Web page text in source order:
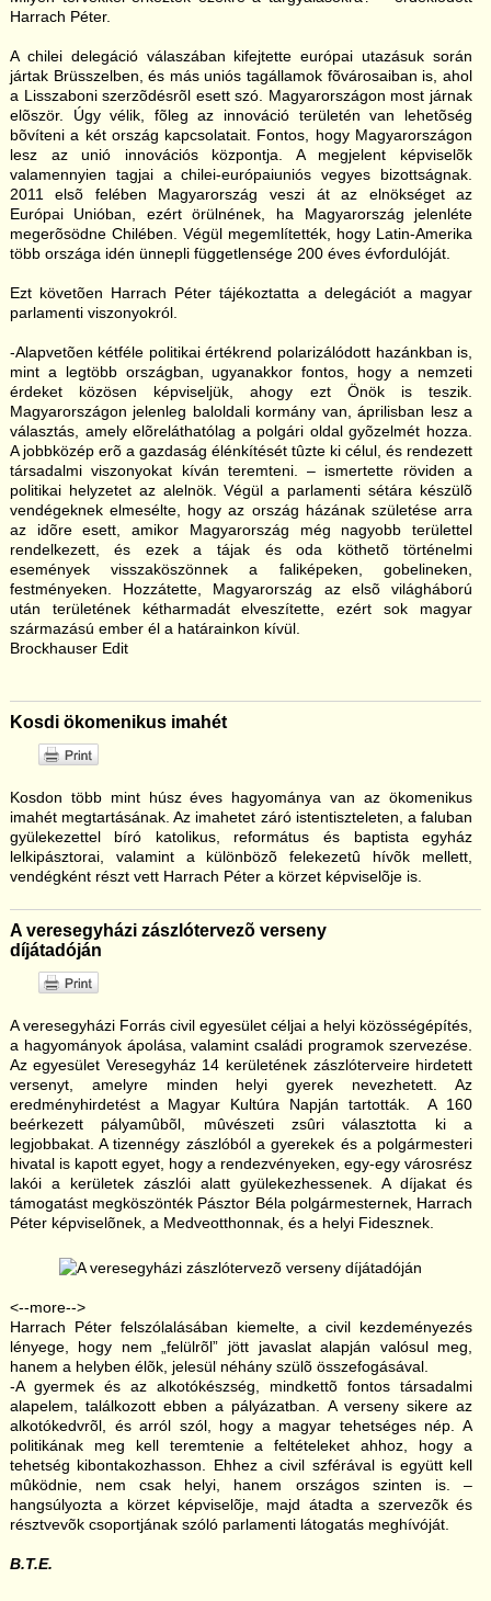
Harrach Péter.
A chilei delegáció válaszában kifejtette európai utazásuk során
jártak Brüsszelben, és más uniós tagállamok fõvárosaiban is, ahol
a Lisszaboni szerzõdésrõl esett szó. Magyarországon most járnak
elõször. Úgy vélik, fõleg az innováció területén van lehetõség
bõvíteni a két ország kapcsolatait. Fontos, hogy Magyarországon
lesz az unió innovációs központja. A megjelent képviselõk
valamennyien tagjai a chilei-európaiuniós vegyes bizottságnak.
2011 elsõ felében Magyarország veszi át az elnökséget az
Európai Unióban, ezért örülnének, ha Magyarország jelenléte
megerõsödne Chilében. Végül megemlítették, hogy Latin-Amerika
több országa idén ünnepli függetlensége 200 éves évfordulóját.
Ezt követõen Harrach Péter tájékoztatta a delegációt a magyar
parlamenti viszonyokról.
-Alapvetõen kétféle politikai értékrend polarizálódott hazánkban is,
mint a legtöbb országban, ugyanakkor fontos, hogy a nemzeti
érdeket közösen képviseljük, ahogy ezt Önök is teszik.
Magyarországon jelenleg baloldali kormány van, áprilisban lesz a
választás, amely elõreláthatólag a polgári oldal gyõzelmét hozza.
A jobbközép erõ a gazdaság élénkítését tûzte ki célul, és rendezett
társadalmi viszonyokat kíván teremteni. – ismertette röviden a
politikai helyzetet az alelnök. Végül a parlamenti sétára készülõ
vendégeknek elmesélte, hogy az ország házának születése arra
az idõre esett, amikor Magyarország még nagyobb területtel
rendelkezett, és ezek a tájak és oda köthetõ történelmi
események visszaköszönnek a faliképeken, gobelineken,
festményeken. Hozzátette, Magyarország az elsõ világháború
után területének kétharmadát elveszítette, ezért sok magyar
származású ember él a határainkon kívül.
Brockhauser Edit
Kosdi ökomenikus imahét
Kosdon több mint húsz éves hagyománya van az ökomenikus
imahét megtartásának. Az imahetet záró istentiszteleten, a faluban
gyülekezettel bíró katolikus, református és baptista egyház
lelkipásztorai, valamint a különbözõ felekezetû hívõk mellett,
vendégként részt vett Harrach Péter a körzet képviselõje is.
A veresegyházi zászlótervezõ verseny
díjátadóján
A veresegyházi Forrás civil egyesület céljai a helyi közösségépítés,
a hagyományok ápolása, valamint családi programok szervezése.
Az egyesület Veresegyház 14 kerületének zászlóterveire hirdetett
versenyt, amelyre minden helyi gyerek nevezhetett. Az
eredményhirdetést a Magyar Kultúra Napján tartották. A 160
beérkezett pályamûbõl, mûvészeti zsûri választotta ki a
legjobbakat. A tizennégy zászlóból a gyerekek és a polgármesteri
hivatal is kapott egyet, hogy a rendezvényeken, egy-egy városrész
lakói a kerületek zászlói alatt gyülekezhessenek. A díjakat és
támogatást megköszönték Pásztor Béla polgármesternek, Harrach
Péter képviselõnek, a Medveotthonnak, és a helyi Fidesznek.
<--more-->
Harrach Péter felszólalásában kiemelte, a civil kezdeményezés
lényege, hogy nem „felülrõl” jött javaslat alapján valósul meg,
hanem a helyben élõk, jelesül néhány szülõ összefogásával.
-A gyermek és az alkotókészség, mindkettõ fontos társadalmi
alapelem, találkozott ebben a pályázatban. A verseny sikere az
alkotókedvrõl, és arról szól, hogy a magyar tehetséges nép. A
politikának meg kell teremtenie a feltételeket ahhoz, hogy a
tehetség kibontakozhasson. Ehhez a civil szférával is együtt kell
mûködnie, nem csak helyi, hanem országos szinten is. –
hangsúlyozta a körzet képviselõje, majd átadta a szervezõk és
résztvevõk csoportjának szóló parlamenti látogatás meghívóját.
B.T.E.